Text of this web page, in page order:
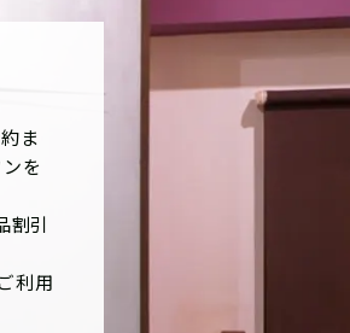
ま
を
割引
利用